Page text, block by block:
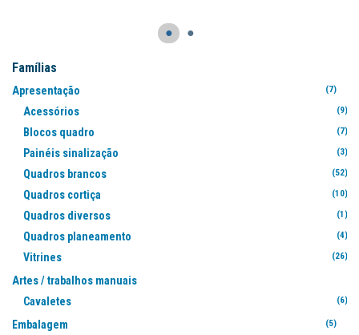
● ●
Famílias
Apresentação (7)
Acessórios (9)
Blocos quadro (7)
Painéis sinalização (3)
Quadros brancos (52)
Quadros cortiça (10)
Quadros diversos (1)
Quadros planeamento (4)
Vitrines (26)
Artes / trabalhos manuais
Cavaletes
(6)
Embalagem (5)